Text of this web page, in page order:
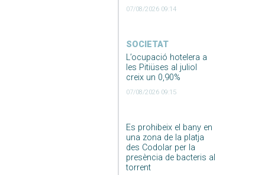
07/08/2026 09:14
SOCIETAT
L’ocupació hotelera a
les Pitiüses al juliol
creix un 0,90%
07/08/2026 09:15
Es prohibeix el bany en
una zona de la platja
des Codolar per la
presència de bacteris al
torrent